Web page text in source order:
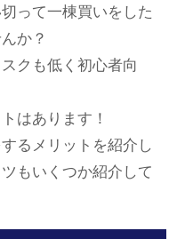
って一棟買いをした
か？
クも低く初心者向
はあります！
るメリットを紹介し
もいくつか紹介して